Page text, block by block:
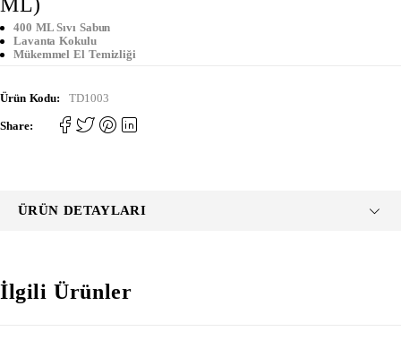
400 ML Sıvı Sabun
Lavanta Kokulu
Mükemmel El Temizliği
Ürün Kodu: TD1003
Share:
ÜRÜN DETAYLARI
İlgili Ürünler